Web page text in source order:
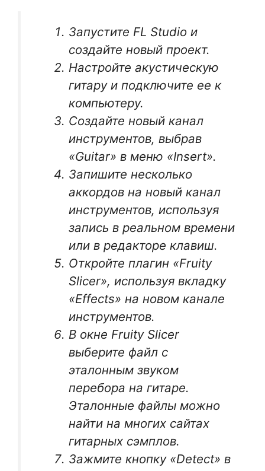
Запустите FL Studio и
создайте новый проект.
Настройте акустическую
гитару и подключите ее к
компьютеру.
Создайте новый канал
инструментов, выбрав
«Guitar» в меню «Insert».
Запишите несколько
аккордов на новый канал
инструментов, используя
запись в реальном времени
или в редакторе клавиш.
Откройте плагин «Fruity
Slicer», используя вкладку
«Effects» на новом канале
инструментов.
В окне Fruity Slicer
выберите файл с
эталонным звуком
перебора на гитаре.
Эталонные файлы можно
найти на многих сайтах
гитарных сэмплов.
Зажмите кнопку «Detect» в